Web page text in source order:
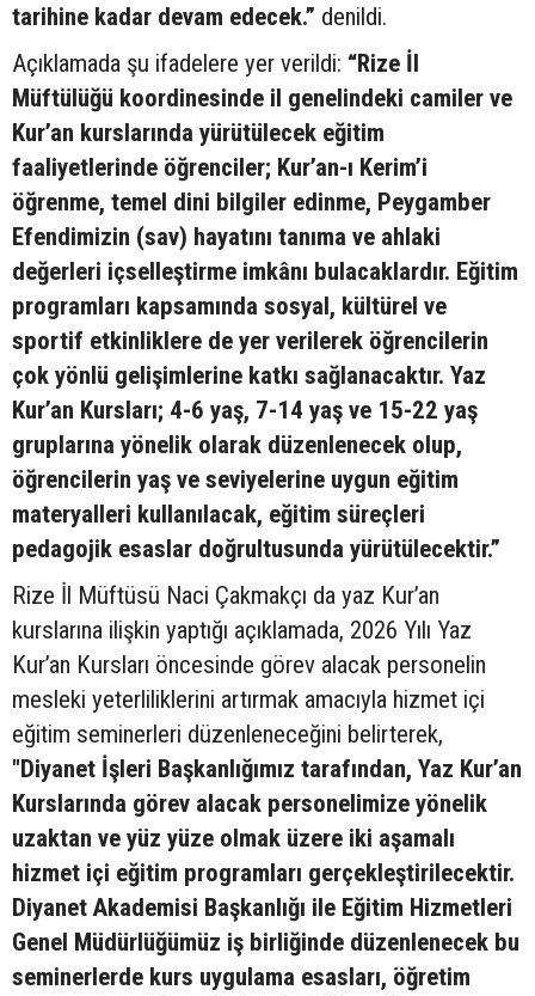
tarihine kadar devam edecek.” denildi.
Açıklamada şu ifadelere yer verildi: “Rize İl
Müftülüğü koordinesinde il genelindeki camiler ve
Kur’an kurslarında yürütülecek eğitim
faaliyetlerinde öğrenciler; Kur’an-ı Kerim’i
öğrenme, temel dini bilgiler edinme, Peygamber
Efendimizin (sav) hayatını tanıma ve ahlaki
değerleri içselleştirme imkânı bulacaklardır. Eğitim
programları kapsamında sosyal, kültürel ve
sportif etkinliklere de yer verilerek öğrencilerin
çok yönlü gelişimlerine katkı sağlanacaktır. Yaz
Kur’an Kursları; 4-6 yaş, 7-14 yaş ve 15-22 yaş
gruplarına yönelik olarak düzenlenecek olup,
öğrencilerin yaş ve seviyelerine uygun eğitim
materyalleri kullanılacak, eğitim süreçleri
pedagojik esaslar doğrultusunda yürütülecektir.”
Rize İl Müftüsü Naci Çakmakçı da yaz Kur’an
kurslarına ilişkin yaptığı açıklamada, 2026 Yılı Yaz
Kur’an Kursları öncesinde görev alacak personelin
mesleki yeterliliklerini artırmak amacıyla hizmet içi
eğitim seminerleri düzenleneceğini belirterek,
"Diyanet İşleri Başkanlığımız tarafından, Yaz Kur’an
Kurslarında görev alacak personelimize yönelik
uzaktan ve yüz yüze olmak üzere iki aşamalı
hizmet içi eğitim programları gerçekleştirilecektir.
Diyanet Akademisi Başkanlığı ile Eğitim Hizmetleri
Genel Müdürlüğümüz iş birliğinde düzenlenecek bu
seminerlerde kurs uygulama esasları, öğretim